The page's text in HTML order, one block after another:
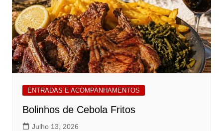
ENTRADAS E ACOMPANHAMENTOS
Bolinhos de Cebola Fritos
Julho 13, 2026